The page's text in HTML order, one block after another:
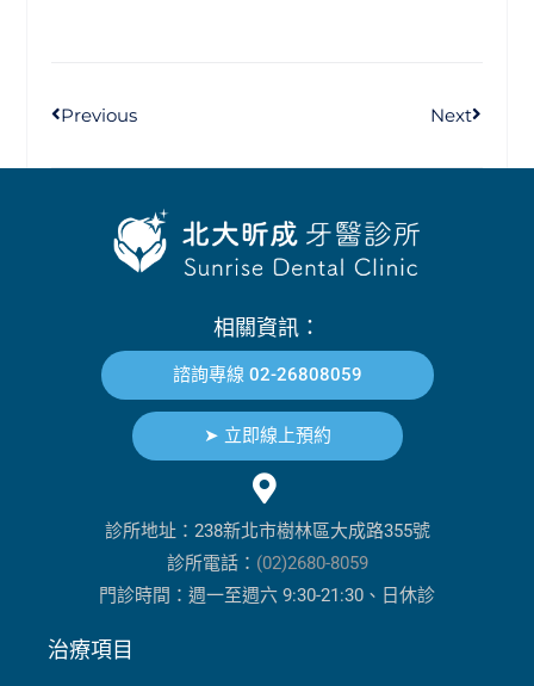
Previous Next
相關資訊：
諮詢專線 02-26808059
➤ 立即線上預約
診所地址：238新北市樹林區大成路355號
診所電話： (02)2680-8059
門診時間：週一至週六 9:30-21:30、日休診
治療項目